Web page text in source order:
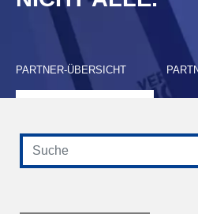
PARTNER-ÜBERSICHT